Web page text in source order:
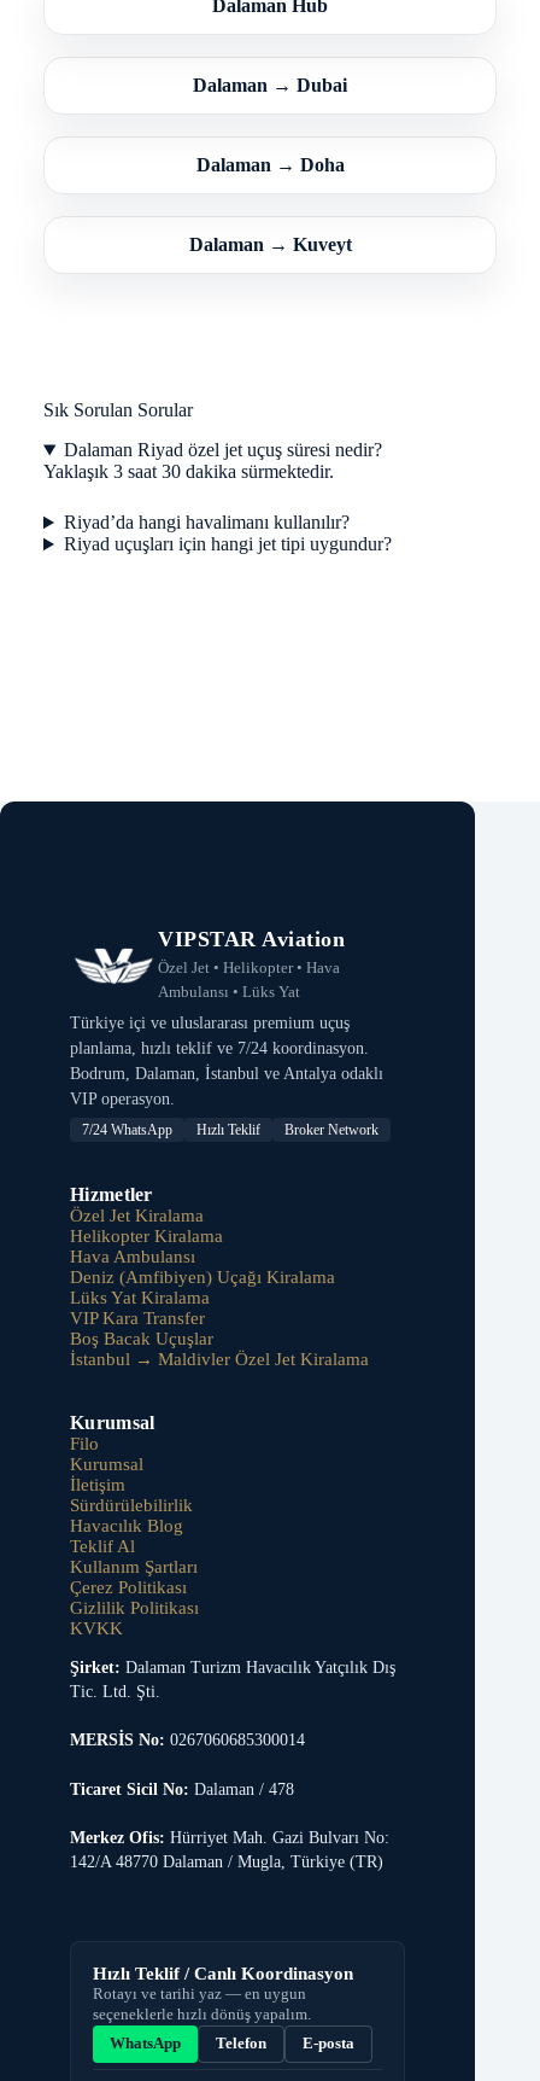
Dalaman Hub
Dalaman → Dubai
Dalaman → Doha
Dalaman → Kuveyt
Sık Sorulan Sorular
Dalaman Riyad özel jet uçuş süresi nedir?
Yaklaşık 3 saat 30 dakika sürmektedir.
Riyad’da hangi havalimanı kullanılır?
Riyad uçuşları için hangi jet tipi uygundur?
VIPSTAR Aviation
Özel Jet • Helikopter • Hava
Ambulansı • Lüks Yat
Türkiye içi ve uluslararası premium uçuş
planlama, hızlı teklif ve 7/24 koordinasyon.
Bodrum, Dalaman, İstanbul ve Antalya odaklı
VIP operasyon.
7/24 WhatsApp Hızlı Teklif Broker Network
Hizmetler
Özel Jet Kiralama
Helikopter Kiralama
Hava Ambulansı
Deniz (Amfibiyen) Uçağı Kiralama
Lüks Yat Kiralama
VIP Kara Transfer
Boş Bacak Uçuşlar
İstanbul → Maldivler Özel Jet Kiralama
Kurumsal
Filo
Kurumsal
İletişim
Sürdürülebilirlik
Havacılık Blog
Teklif Al
Kullanım Şartları
Çerez Politikası
Gizlilik Politikası
KVKK
Şirket: Dalaman Turizm Havacılık Yatçılık Dış
Tic. Ltd. Şti.
MERSİS No: 0267060685300014
Ticaret Sicil No: Dalaman / 478
Merkez Ofis: Hürriyet Mah. Gazi Bulvarı No:
142/A 48770 Dalaman / Mugla, Türkiye (TR)
Hızlı Teklif / Canlı Koordinasyon
Rotayı ve tarihi yaz — en uygun
seçeneklerle hızlı dönüş yapalım.
WhatsApp
Telefon E-posta